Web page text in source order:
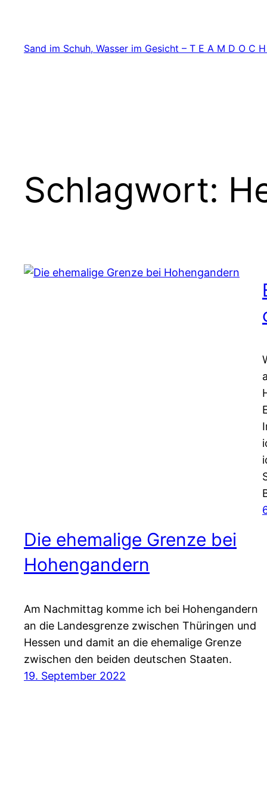
springen
Sand im Schuh, Wasser im Gesicht – T E A M D O C
Schlagwort:
Die ehemalige Grenze bei
Hohengandern
Am Nachmittag komme ich bei Hohengandern
an die Landesgrenze zwischen Thüringen und
Hessen und damit an die ehemalige Grenze
zwischen den beiden deutschen Staaten.
19. September 2022